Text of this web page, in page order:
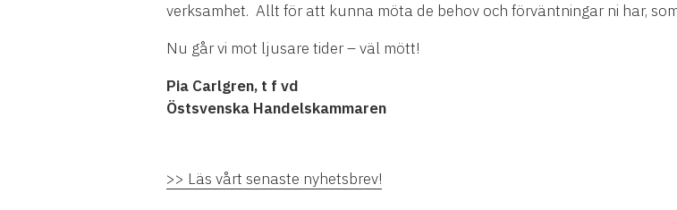
verksamhet. Allt för att kunna möta de behov och förväntningar ni har,
Nu går vi mot ljusare tider – väl mött!
Pia Carlgren, t f vd
Östsvenska Handelskammaren
>> Läs vårt senaste nyhetsbrev!